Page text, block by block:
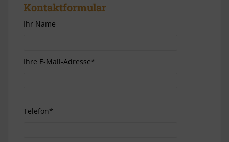
Kontaktformular
Ihr Name
Ihre E-Mail-Adresse*
Telefon*